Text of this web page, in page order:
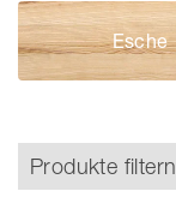
Esche
Produkte filtern